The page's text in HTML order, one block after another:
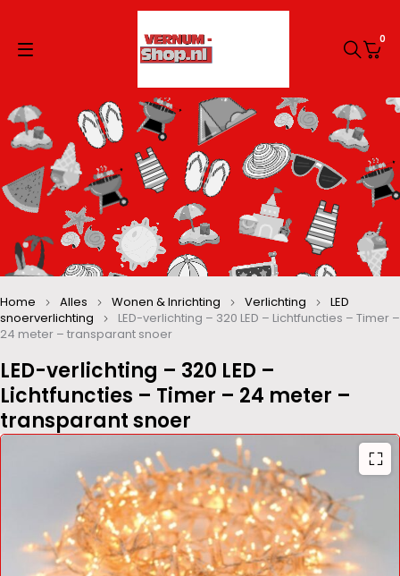
0
LED-verlichting – 320 LED –
Lichtfuncties – Timer – 24 meter –
transparant snoer
Home Alles Wonen & Inrichting Verlichting
LED
snoerverlichting
LED-verlichting – 320 LED – Lichtfuncties – Timer –
24 meter – transparant snoer